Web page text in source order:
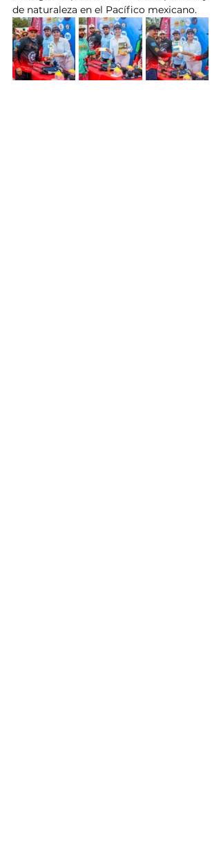
de naturaleza en el Pacífico mexicano.